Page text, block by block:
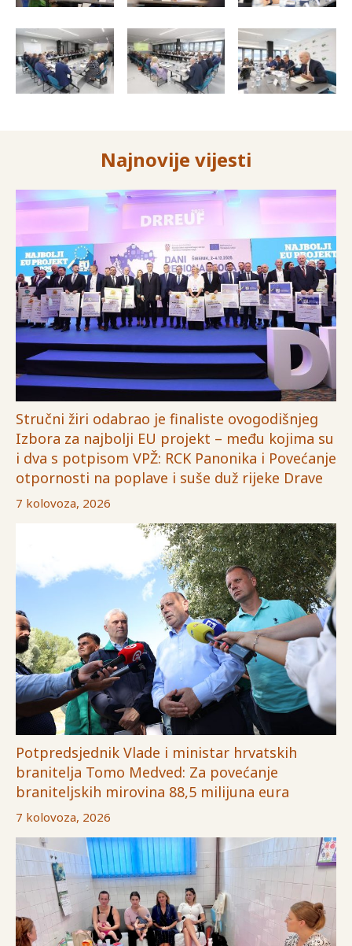
Najnovije vijesti
Stručni žiri odabrao je finaliste ovogodišnjeg
Izbora za najbolji EU projekt – među kojima su
i dva s potpisom VPŽ: RCK Panonika i Povećanje
otpornosti na poplave i suše duž rijeke Drave
7 kolovoza, 2026
Potpredsjednik Vlade i ministar hrvatskih
branitelja Tomo Medved: Za povećanje
braniteljskih mirovina 88,5 milijuna eura
7 kolovoza, 2026